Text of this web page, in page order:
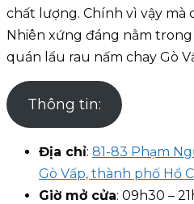
chất lượng. Chính vì vậy mà
Nhiên xứng đáng nằm
quán lẩu rau nấm chay Gò
Thông tin:
Địa chỉ: 81-83 Phạm
Gò Vấp, thành phố Hồ
Giờ mở cửa: 09h30 –